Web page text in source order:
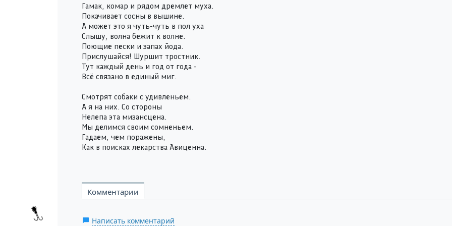
Гамак, комар и рядом дремлет муха.
Покачивает сосны в вышине.
А может это я чуть-чуть в пол уха
Слышу, волна бежит к волне.
Поющие пески и запах йода.
Прислушайся! Шуршит тростник.
Тут каждый день и год от года -
Всё связано в единый миг.
Смотрят собаки с удивленьем.
А я на них. Со стороны
Нелепа эта мизансцена.
Мы делимся своим сомненьем.
Гадаем, чем поражены,
Как в поисках лекарства Авиценна.
Комментарии
Написать комментарий